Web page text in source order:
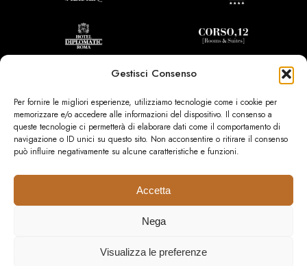
Gestisci Consenso
Per fornire le migliori esperienze, utilizziamo tecnologie come i cookie per
memorizzare e/o accedere alle informazioni del dispositivo. Il consenso a
queste tecnologie ci permetterà di elaborare dati come il comportamento di
navigazione o ID unici su questo sito. Non acconsentire o ritirare il consenso
può influire negativamente su alcune caratteristiche e funzioni.
Accetta
Nega
Visualizza le preferenze
Cookie Policy
© Copyright 2026 Moon Asian Bar Roma